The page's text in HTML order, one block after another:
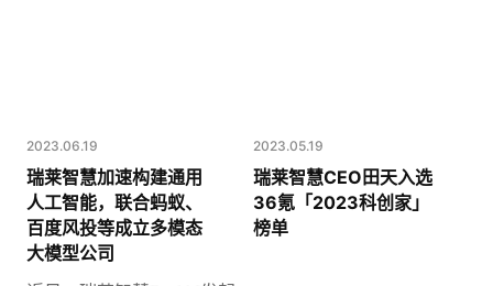
2023.06.19
瑞莱智慧加速构建通用
人工智能，联合蚂蚁、
百度风投等成立多模态
大模型公司
2023.05.19
瑞莱智慧CEO田天入选
36氪「2023科创家」
榜单